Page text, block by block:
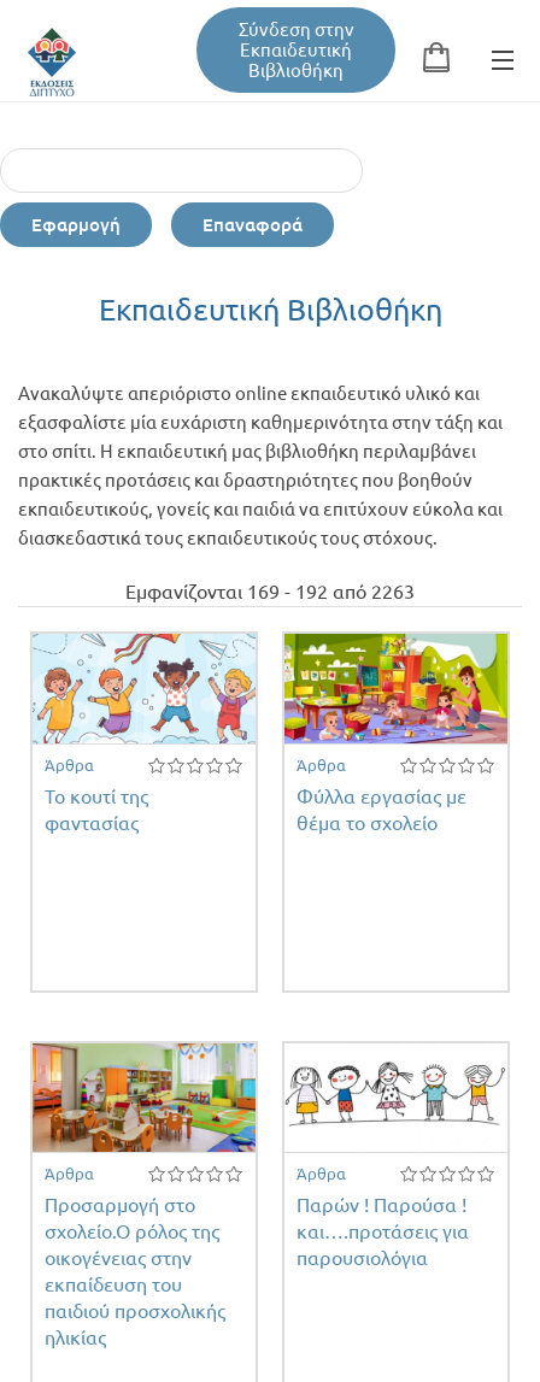
Σύνδεση στην
Εκπαιδευτική
Βιβλιοθήκη
Φόρμα αναζήτησης
Εκπαιδευτική Βιβλιοθήκη
Σεμινάρια / Συνέδρια
Τεύχη Περιοδικών
Εφαρμογή Επαναφορά
Εκπαιδευτική Βιβλιοθήκη
Ανακαλύψτε απεριόριστο online εκπαιδευτικό υλικό και
εξασφαλίστε μία ευχάριστη καθημερινότητα στην τάξη και
στο σπίτι. Η εκπαιδευτική μας βιβλιοθήκη περιλαμβάνει
πρακτικές προτάσεις και δραστηριότητες που βοηθούν
εκπαιδευτικούς, γονείς και παιδιά να επιτύχουν εύκολα και
διασκεδαστικά τους εκπαιδευτικούς τους στόχους.
Εμφανίζονται 169 - 192 από 2263
Άρθρα
Το κουτί της
φαντασίας
Άρθρα
Φύλλα εργασίας με
θέμα το σχολείο
Άρθρα
Προσαρμογή στο
σχολείο.Ο ρόλος της
οικογένειας στην
εκπαίδευση του
παιδιού προσχολικής
ηλικίας
Άρθρα
Παρών ! Παρούσα !
και….προτάσεις για
παρουσιολόγια